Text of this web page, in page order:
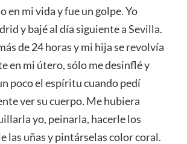
en mi vida y fue un golpe. Yo
y bajé al día siguiente a Sevilla.
de 24 horas y mi hija se revolvía
en mi útero, sólo me desinflé y
poco el espíritu cuando pedí
ver su cuerpo. Me hubiera
yo, peinarla, hacerle los
las uñas y pintárselas color coral.